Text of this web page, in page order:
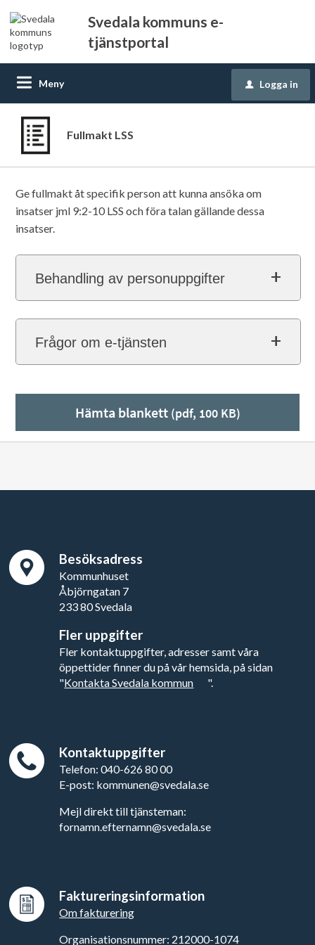
Svedala kommuns e-
tjänstportal
Meny u Logga in
Fullmakt LSS
Ge fullmakt åt specifik person att kunna ansöka om
insatser jml 9:2-10 LSS och föra talan gällande dessa
insatser.
Behandling av personuppgifter
Frågor om e-tjänsten
Hämta blankett(pdf, 100 KB)
Besöksadress
Kommunhuset
Åbjörngatan 7
233 80 Svedala
Fler uppgifter
Fler kontaktuppgifter, adresser samt våra
öppettider finner du på vår hemsida, på sidan
"Kontakta Svedala kommun ".
Kontaktuppgifter
Telefon: 040-626 80 00
E-post: kommunen@svedala.se
Mejl direkt till tjänsteman:
fornamn.efternamn@svedala.se
Faktureringsinformation
Om fakturering
Organisationsnummer: 212000-1074